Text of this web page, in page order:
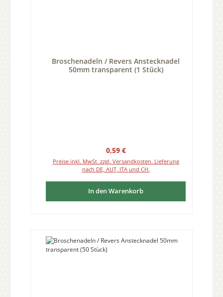
Broschenadeln / Revers Anstecknadel
50mm transparent (1 Stück)
Regulärer Preis:
0,59 €
Preise inkl. MwSt. zzgl. Versandkosten. Lieferung
nach DE, AUT, ITA und CH.
In den Warenkorb